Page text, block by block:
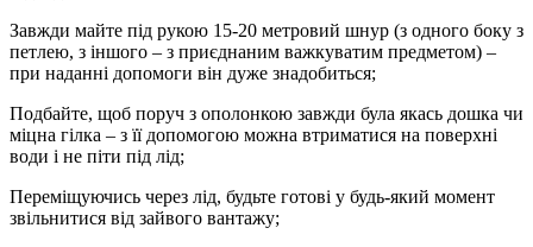
Завжди майте під рукою 15-20 метровий шнур (з одного боку з
петлею, з іншого – з приєднаним важкуватим предметом) –
при наданні допомоги він дуже знадобиться;
Подбайте, щоб поруч з ополонкою завжди була якась дошка чи
міцна гілка – з її допомогою можна втриматися на поверхні
води і не піти під лід;
Переміщуючись через лід, будьте готові у будь-який момент
звільнитися від зайвого вантажу;